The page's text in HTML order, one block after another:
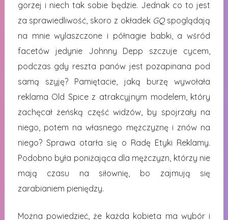
gorzej i niech tak sobie będzie. Jednak co to jest
za sprawiedliwość, skoro z okładek GQspoglądają
na mnie wylaszczone i półnagie babki, a wśród
facetów jedynie Johnny Depp szczuje cycem,
podczas gdy reszta panów jest pozapinana pod
samą szyję? Pamiętacie, jaką burzę wywołała
reklama Old Spice z atrakcyjnym modelem, który
zachęcał żeńską część widzów, by spojrzały na
niego, potem na własnego mężczyznę i znów na
niego? Sprawa otarła się o Radę Etyki Reklamy.
Podobno była poniżająca dla mężczyzn, którzy nie
mają czasu na siłownię, bo zajmują się
zarabianiem pieniędzy.
Można powiedzieć, że każda kobieta ma wybór i